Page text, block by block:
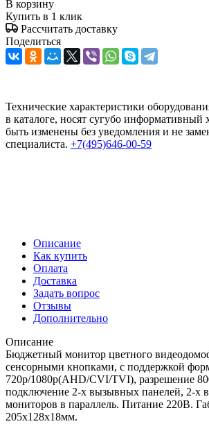
В корзину
Купить в 1 клик
Рассчитать доставку
Поделиться
Технические характеристики
в каталоге, носят сугубо информативный
быть изменены без уведомления и не
специалиста. +7(495)646-00-59
Описание
Как купить
Оплата
Доставка
Задать вопрос
Отзывы
Дополнительно
Описание
Бюджетный монитор цветного
сенсорными кнопками, с поддержкой
720p/1080p(AHD/CVI/TVI), разрешение
подключение 2-х вызывных панелей, 2-х
мониторов в параллель. Питание 220В.
205х128х18мм.